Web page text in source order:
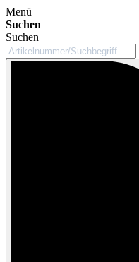
Menü
Suchen
Suchen